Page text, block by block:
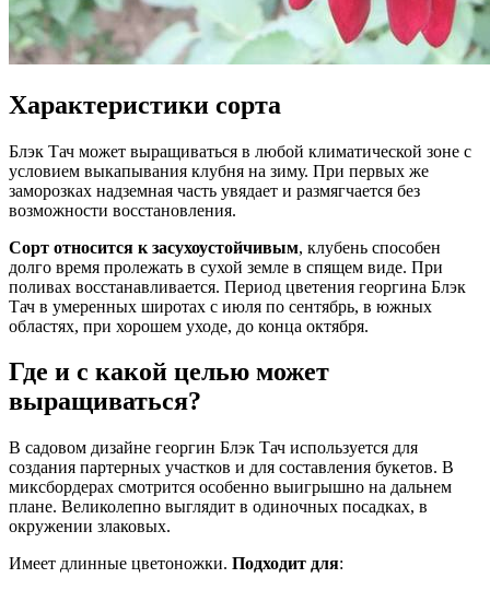
Характеристики сорта
Блэк Тач может выращиваться в любой климатической зоне с
условием выкапывания клубня на зиму. При первых же
заморозках надземная часть увядает и размягчается без
возможности восстановления.
Сорт относится к засухоустойчивым, клубень способен
долго время пролежать в сухой земле в спящем виде. При
поливах восстанавливается. Период цветения георгина Блэк
Тач в умеренных широтах с июля по сентябрь, в южных
областях, при хорошем уходе, до конца октября.
Где и с какой целью может
выращиваться?
В садовом дизайне георгин Блэк Тач используется для
создания партерных участков и для составления букетов. В
миксбордерах смотрится особенно выигрышно на дальнем
плане. Великолепно выглядит в одиночных посадках, в
окружении злаковых.
Имеет длинные цветоножки. Подходит для: